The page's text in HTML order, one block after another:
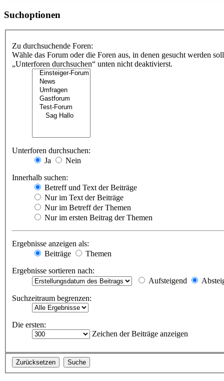
Suchoptionen
Zu durchsuchende Foren:
Wähle das Forum oder die Foren aus, in denen gesucht werden
„Unterforen durchsuchen“ unten nicht deaktivierst.
Unterforen durchsuchen:
Ja
Nein
Innerhalb suchen:
Betreff und Text der Beiträge
Nur im Text der Beiträge
Nur im Betreff der Themen
Nur im ersten Beitrag der Themen
Ergebnisse anzeigen als:
Beiträge
Themen
Ergebnisse sortieren nach:
Aufsteigend
Suchzeitraum begrenzen:
Die ersten:
Zeichen der Beiträge anzeigen